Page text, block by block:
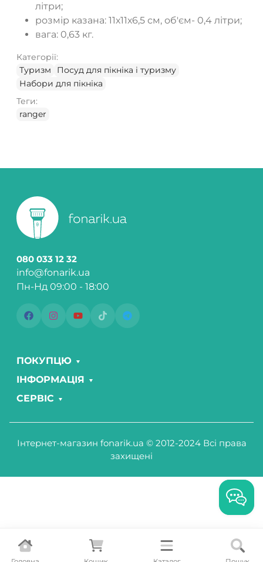
літри;
розмір казана: 11х11х6,5 см, об'єм- 0,4 літри;
вага: 0,63 кг.
Категорії:
Туризм
Посуд для пікніка і туризму
Набори для пікніка
Теги:
ranger
080 033 12 32
info@fonarik.ua
Пн-Нд 09:00 - 18:00
ПОКУПЦЮ
ІНФОРМАЦІЯ
СЕРВІС
Інтернет-магазин fonarik.ua © 2012-2024 Всі права
захищені